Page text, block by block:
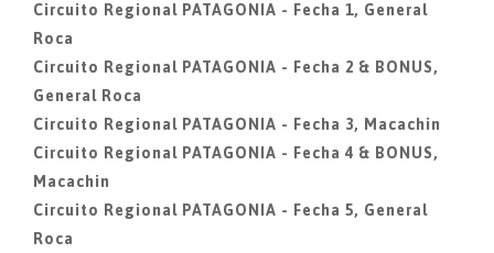
Circuito Regional PATAGONIA - Fecha 1, General
Roca
Circuito Regional PATAGONIA - Fecha 2 & BONUS,
General Roca
Circuito Regional PATAGONIA - Fecha 3, Macachin
Circuito Regional PATAGONIA - Fecha 4 & BONUS,
Macachin
Circuito Regional PATAGONIA - Fecha 5, General
Roca